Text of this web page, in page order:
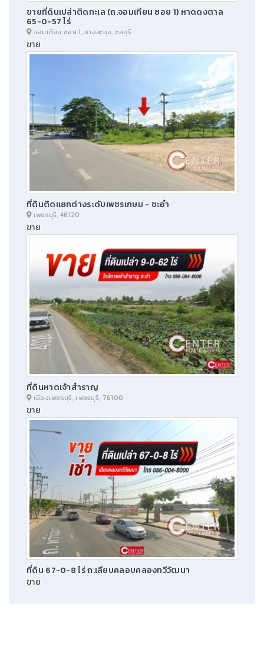
ขายที่ดินเปล่าติดทะเล (ถ.จอมเทียน ซอย 1) หาดดงตาล
65-0-57 ไร่
จอมเทียน ซอย 1, บางละมุง, ชลบุรี
ขาย
ที่ดินติดแยกต่างระดับเพชรเกษม - ชะอำ
เพชรบุรี, 46120
ขาย
ที่ดินหาดเจ้าสำราญ
เมืองเพชรบุรี, เพชรบุรี, 76100
ขาย
ที่ดิน 67-0-8 ไร่ ถ.เลียบคลอบคลองทวีวัฒนา
ขาย